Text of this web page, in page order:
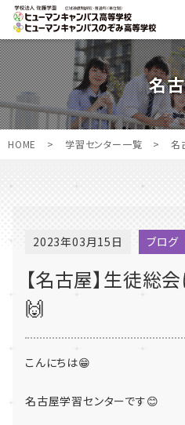
名
HOME > 学習センター一覧 > 名
2023年03月15日 ブログ
【名古屋】生徒総
🙌
こんにちは😁
名古屋学習センターです😊